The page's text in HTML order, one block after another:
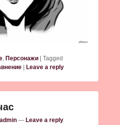
Персонажи | Tagged
| Leave a reply
admin — Leave a reply